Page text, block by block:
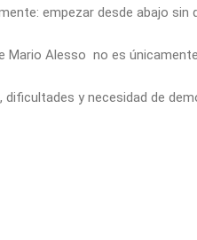
empezar desde abajo sin
Mario Alesso no es
y necesidad de